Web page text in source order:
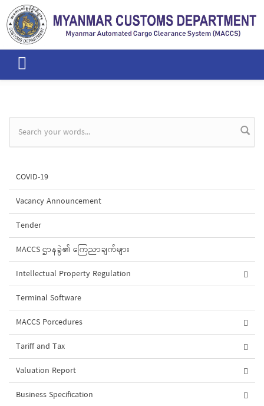
Skip to main content
Search form
COVID-19
Vacancy Announcement
Tender
MACCS ဌာနခွဲ၏ ကြေညာချက်များ
Intellectual Property Regulation
Terminal Software
MACCS Porcedures
Tariff and Tax
Valuation Report
Business Specification